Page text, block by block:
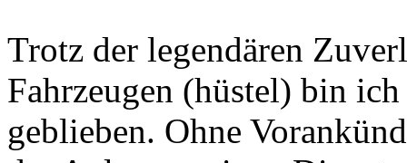
Trotz der legendären
Fahrzeugen (hüstel) bin
geblieben. Ohne